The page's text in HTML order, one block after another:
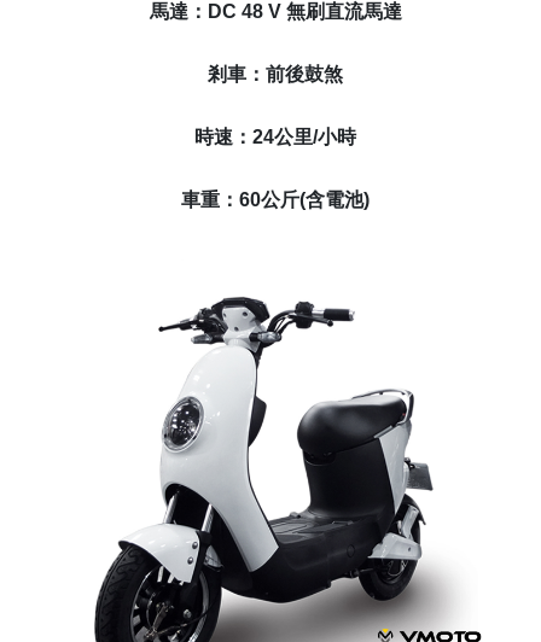
馬達：DC 48 V 無刷直流馬達
剎車：前後鼓煞
時速：24公里/小時
車重：60公斤(含電池)